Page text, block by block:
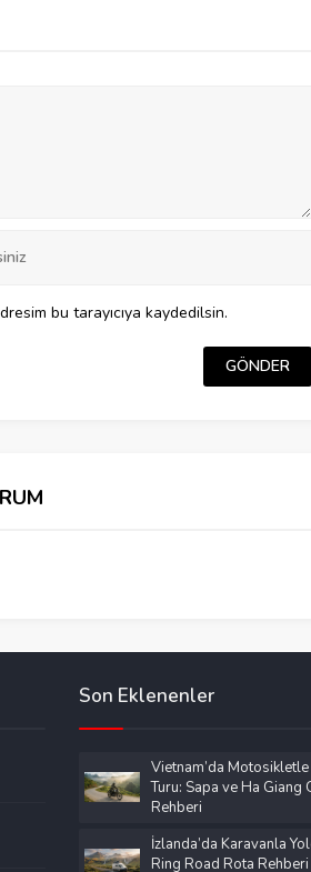
bu tarayıcıya kaydedilsin.
Son Eklenenler
Vietnam’da
Turu: Sapa ve Ha Giang
Rehberi
İzlanda’da Karavanla
Ring Road Rota